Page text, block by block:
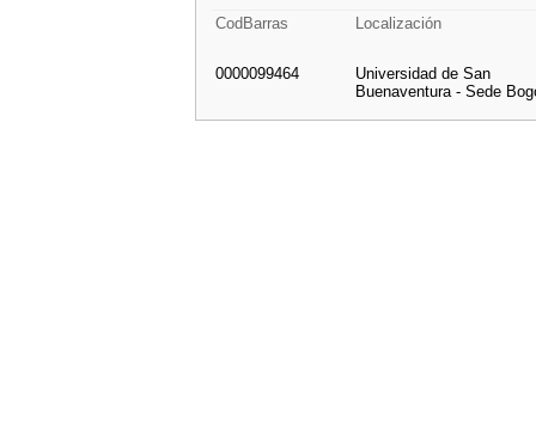
CodBarras Localización
0000099464
Universidad de San
Buenaventura - Sede